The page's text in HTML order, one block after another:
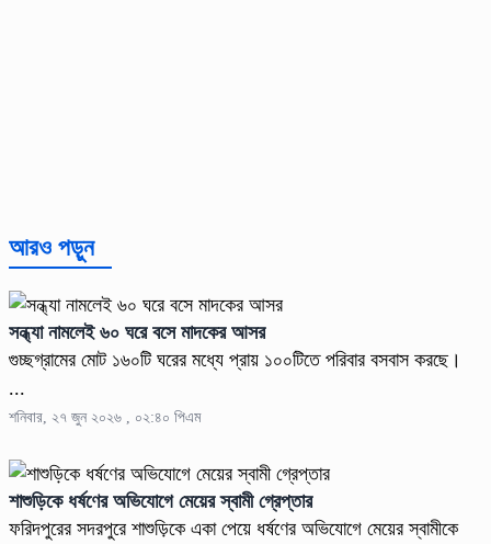
আরও পড়ুন
সন্ধ্যা নামলেই ৬০ ঘরে বসে মাদকের আসর
গুচ্ছগ্রামের মোট ১৬০টি ঘরের মধ্যে প্রায় ১০০টিতে পরিবার বসবাস করছে।
...
শনিবার, ২৭ জুন ২০২৬ , ০২:৪০ পিএম
শাশুড়িকে ধর্ষণের অভিযোগে মেয়ের স্বামী গ্রেপ্তার
ফরিদপুরের সদরপুরে শাশুড়িকে একা পেয়ে ধর্ষণের অভিযোগে মেয়ের স্বামীকে